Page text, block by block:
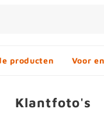
producten Voor
Klantfoto's